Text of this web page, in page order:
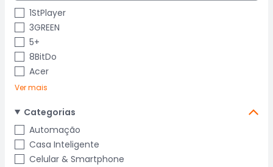
1StPlayer
3GREEN
5+
8BitDo
Acer
Ver mais
Categorias
Automação
Casa Inteligente
Celular & Smartphone